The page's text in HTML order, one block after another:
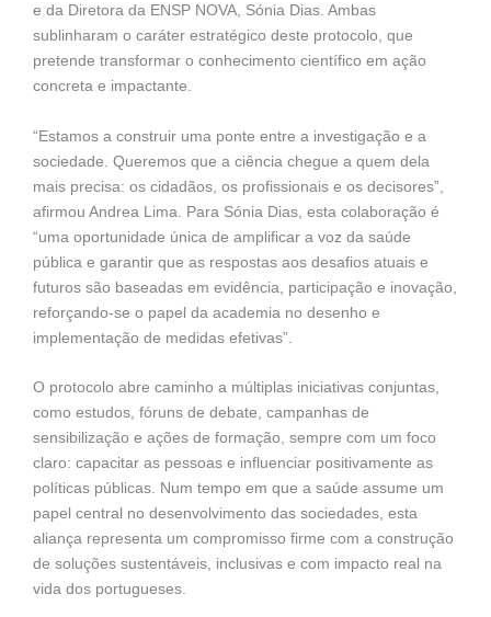
e da Diretora da ENSP NOVA, Sónia Dias. Ambas
sublinharam o caráter estratégico deste protocolo, que
pretende transformar o conhecimento científico em ação
concreta e impactante.
“Estamos a construir uma ponte entre a investigação e a
sociedade. Queremos que a ciência chegue a quem dela
mais precisa: os cidadãos, os profissionais e os decisores”,
afirmou Andrea Lima. Para Sónia Dias, esta colaboração é
“uma oportunidade única de amplificar a voz da saúde
pública e garantir que as respostas aos desafios atuais e
futuros são baseadas em evidência, participação e inovação,
reforçando-se o papel da academia no desenho e
implementação de medidas efetivas”.
O protocolo abre caminho a múltiplas iniciativas conjuntas,
como estudos, fóruns de debate, campanhas de
sensibilização e ações de formação, sempre com um foco
claro: capacitar as pessoas e influenciar positivamente as
políticas públicas. Num tempo em que a saúde assume um
papel central no desenvolvimento das sociedades, esta
aliança representa um compromisso firme com a construção
de soluções sustentáveis, inclusivas e com impacto real na
vida dos portugueses.